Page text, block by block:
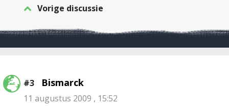
Vorige discussie
#3 Bismarck
11 augustus 2009 , 15:52